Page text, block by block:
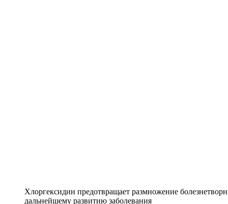
Хлоргексидин предотвращает размножение
дальнейшему развитию заболевания